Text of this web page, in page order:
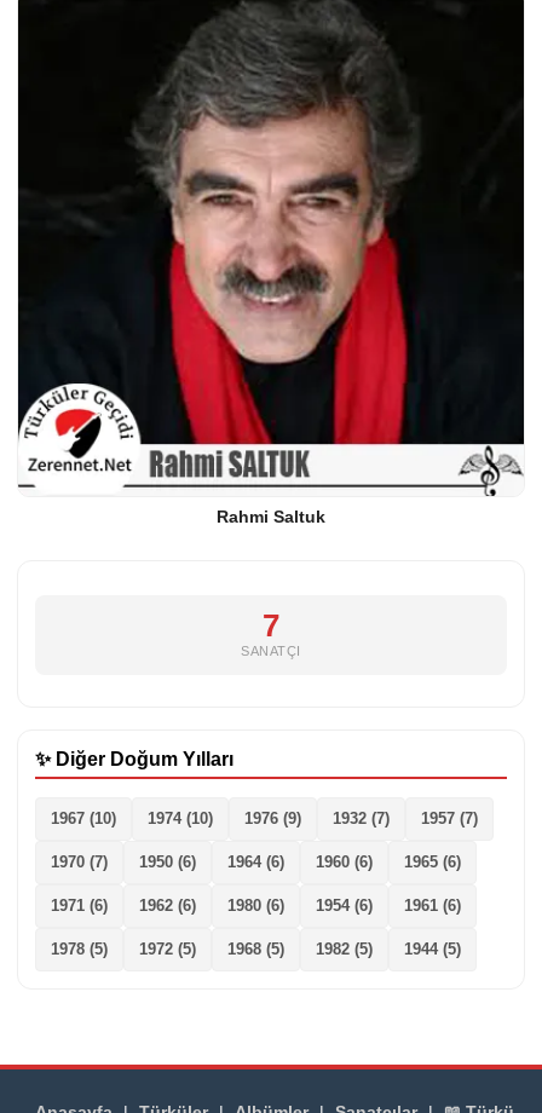
Rahmi Saltuk
7
SANATÇI
✨ Diğer Doğum Yılları
1967 (10) 1974 (10) 1976 (9) 1932 (7) 1957 (7)
1970 (7) 1950 (6) 1964 (6) 1960 (6) 1965 (6)
1971 (6) 1962 (6) 1980 (6) 1954 (6) 1961 (6)
1978 (5) 1972 (5) 1968 (5) 1982 (5) 1944 (5)